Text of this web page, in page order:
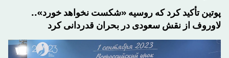
پوتین تأکید کرد که روسیه «شکست نخواهد خورد»..
لاوروف از نقش سعودی در بحران قدردانی کرد